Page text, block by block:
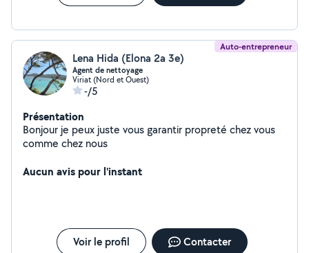
Auto-entrepreneur
Lena Hida (Elona 2a 3e)
Agent de nettoyage
Viriat (Nord et Ouest)
-/5
Présentation
Bonjour je peux juste vous garantir propreté chez vous
comme chez nous
Aucun avis pour l'instant
Voir le profil Contacter